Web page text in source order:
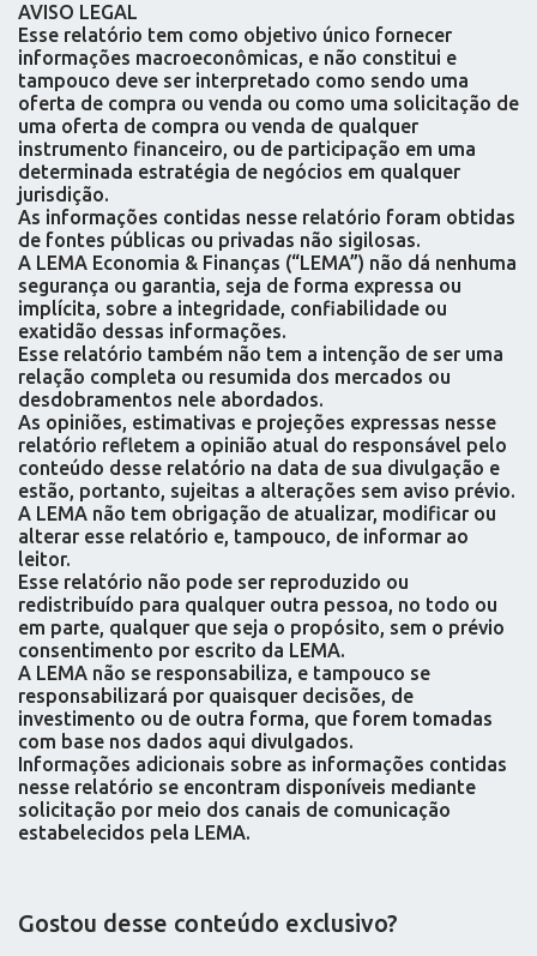
AVISO LEGAL
Esse relatório tem como objetivo único fornecer
informações macroeconômicas, e não constitui e
tampouco deve ser interpretado como sendo uma
oferta de compra ou venda ou como uma solicitação de
uma oferta de compra ou venda de qualquer
instrumento financeiro, ou de participação em uma
determinada estratégia de negócios em qualquer
jurisdição.
As informações contidas nesse relatório foram obtidas
de fontes públicas ou privadas não sigilosas.
A LEMA Economia & Finanças (“LEMA”) não dá nenhuma
segurança ou garantia, seja de forma expressa ou
implícita, sobre a integridade, confiabilidade ou
exatidão dessas informações.
Esse relatório também não tem a intenção de ser uma
relação completa ou resumida dos mercados ou
desdobramentos nele abordados.
As opiniões, estimativas e projeções expressas nesse
relatório refletem a opinião atual do responsável pelo
conteúdo desse relatório na data de sua divulgação e
estão, portanto, sujeitas a alterações sem aviso prévio.
A LEMA não tem obrigação de atualizar, modificar ou
alterar esse relatório e, tampouco, de informar ao
leitor.
Esse relatório não pode ser reproduzido ou
redistribuído para qualquer outra pessoa, no todo ou
em parte, qualquer que seja o propósito, sem o prévio
consentimento por escrito da LEMA.
A LEMA não se responsabiliza, e tampouco se
responsabilizará por quaisquer decisões, de
investimento ou de outra forma, que forem tomadas
com base nos dados aqui divulgados.
Informações adicionais sobre as informações contidas
nesse relatório se encontram disponíveis mediante
solicitação por meio dos canais de comunicação
estabelecidos pela LEMA.
Gostou desse conteúdo exclusivo?